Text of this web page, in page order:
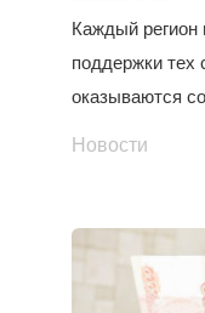
Каждый регион
поддержки тех
оказываются
Новости